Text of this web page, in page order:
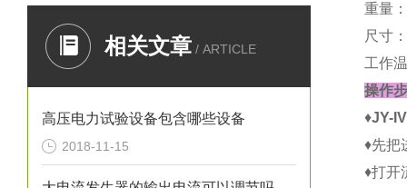
相关文章 / ARTICLE
高压电力试验设备包含哪些设备
2018-11-15
重量
尺寸
工作
操作
♦JY-
♦先把
♦打开